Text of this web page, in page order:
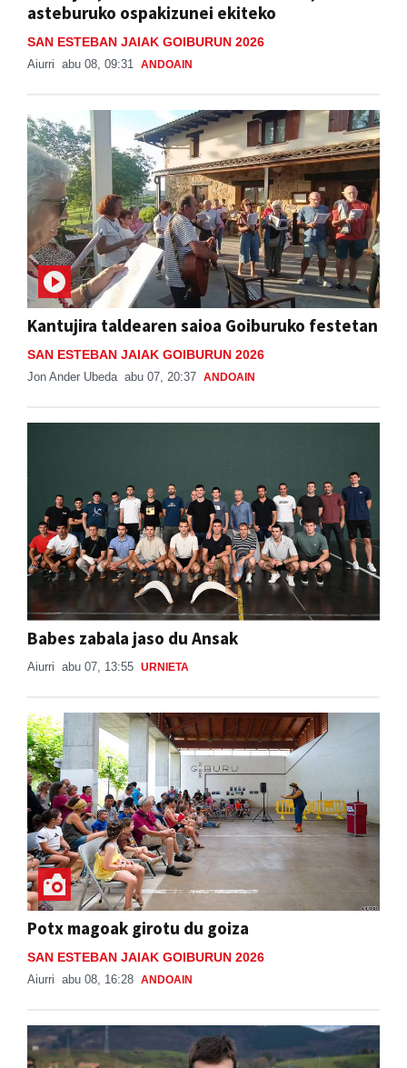
asteburuko ospakizunei ekiteko
SAN ESTEBAN JAIAK GOIBURUN 2026
Aiurri abu 08, 09:31 ANDOAIN
Kantujira taldearen saioa Goiburuko festetan
SAN ESTEBAN JAIAK GOIBURUN 2026
Jon Ander Ubeda abu 07, 20:37 ANDOAIN
Babes zabala jaso du Ansak
Aiurri abu 07, 13:55 URNIETA
Potx magoak girotu du goiza
SAN ESTEBAN JAIAK GOIBURUN 2026
Aiurri abu 08, 16:28 ANDOAIN